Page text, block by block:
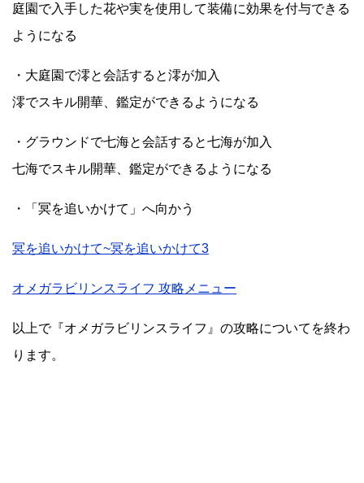
庭園で入手した花や実を使用して装備に効果を付与できる
ようになる
・大庭園で澪と会話すると澪が加入
澪でスキル開華、鑑定ができるようになる
・グラウンドで七海と会話すると七海が加入
七海でスキル開華、鑑定ができるようになる
・「冥を追いかけて」へ向かう
冥を追いかけて~冥を追いかけて3
オメガラビリンスライフ 攻略メニュー
以上で『オメガラビリンスライフ』の攻略についてを終わ
ります。